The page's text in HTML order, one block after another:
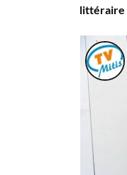
littéraire